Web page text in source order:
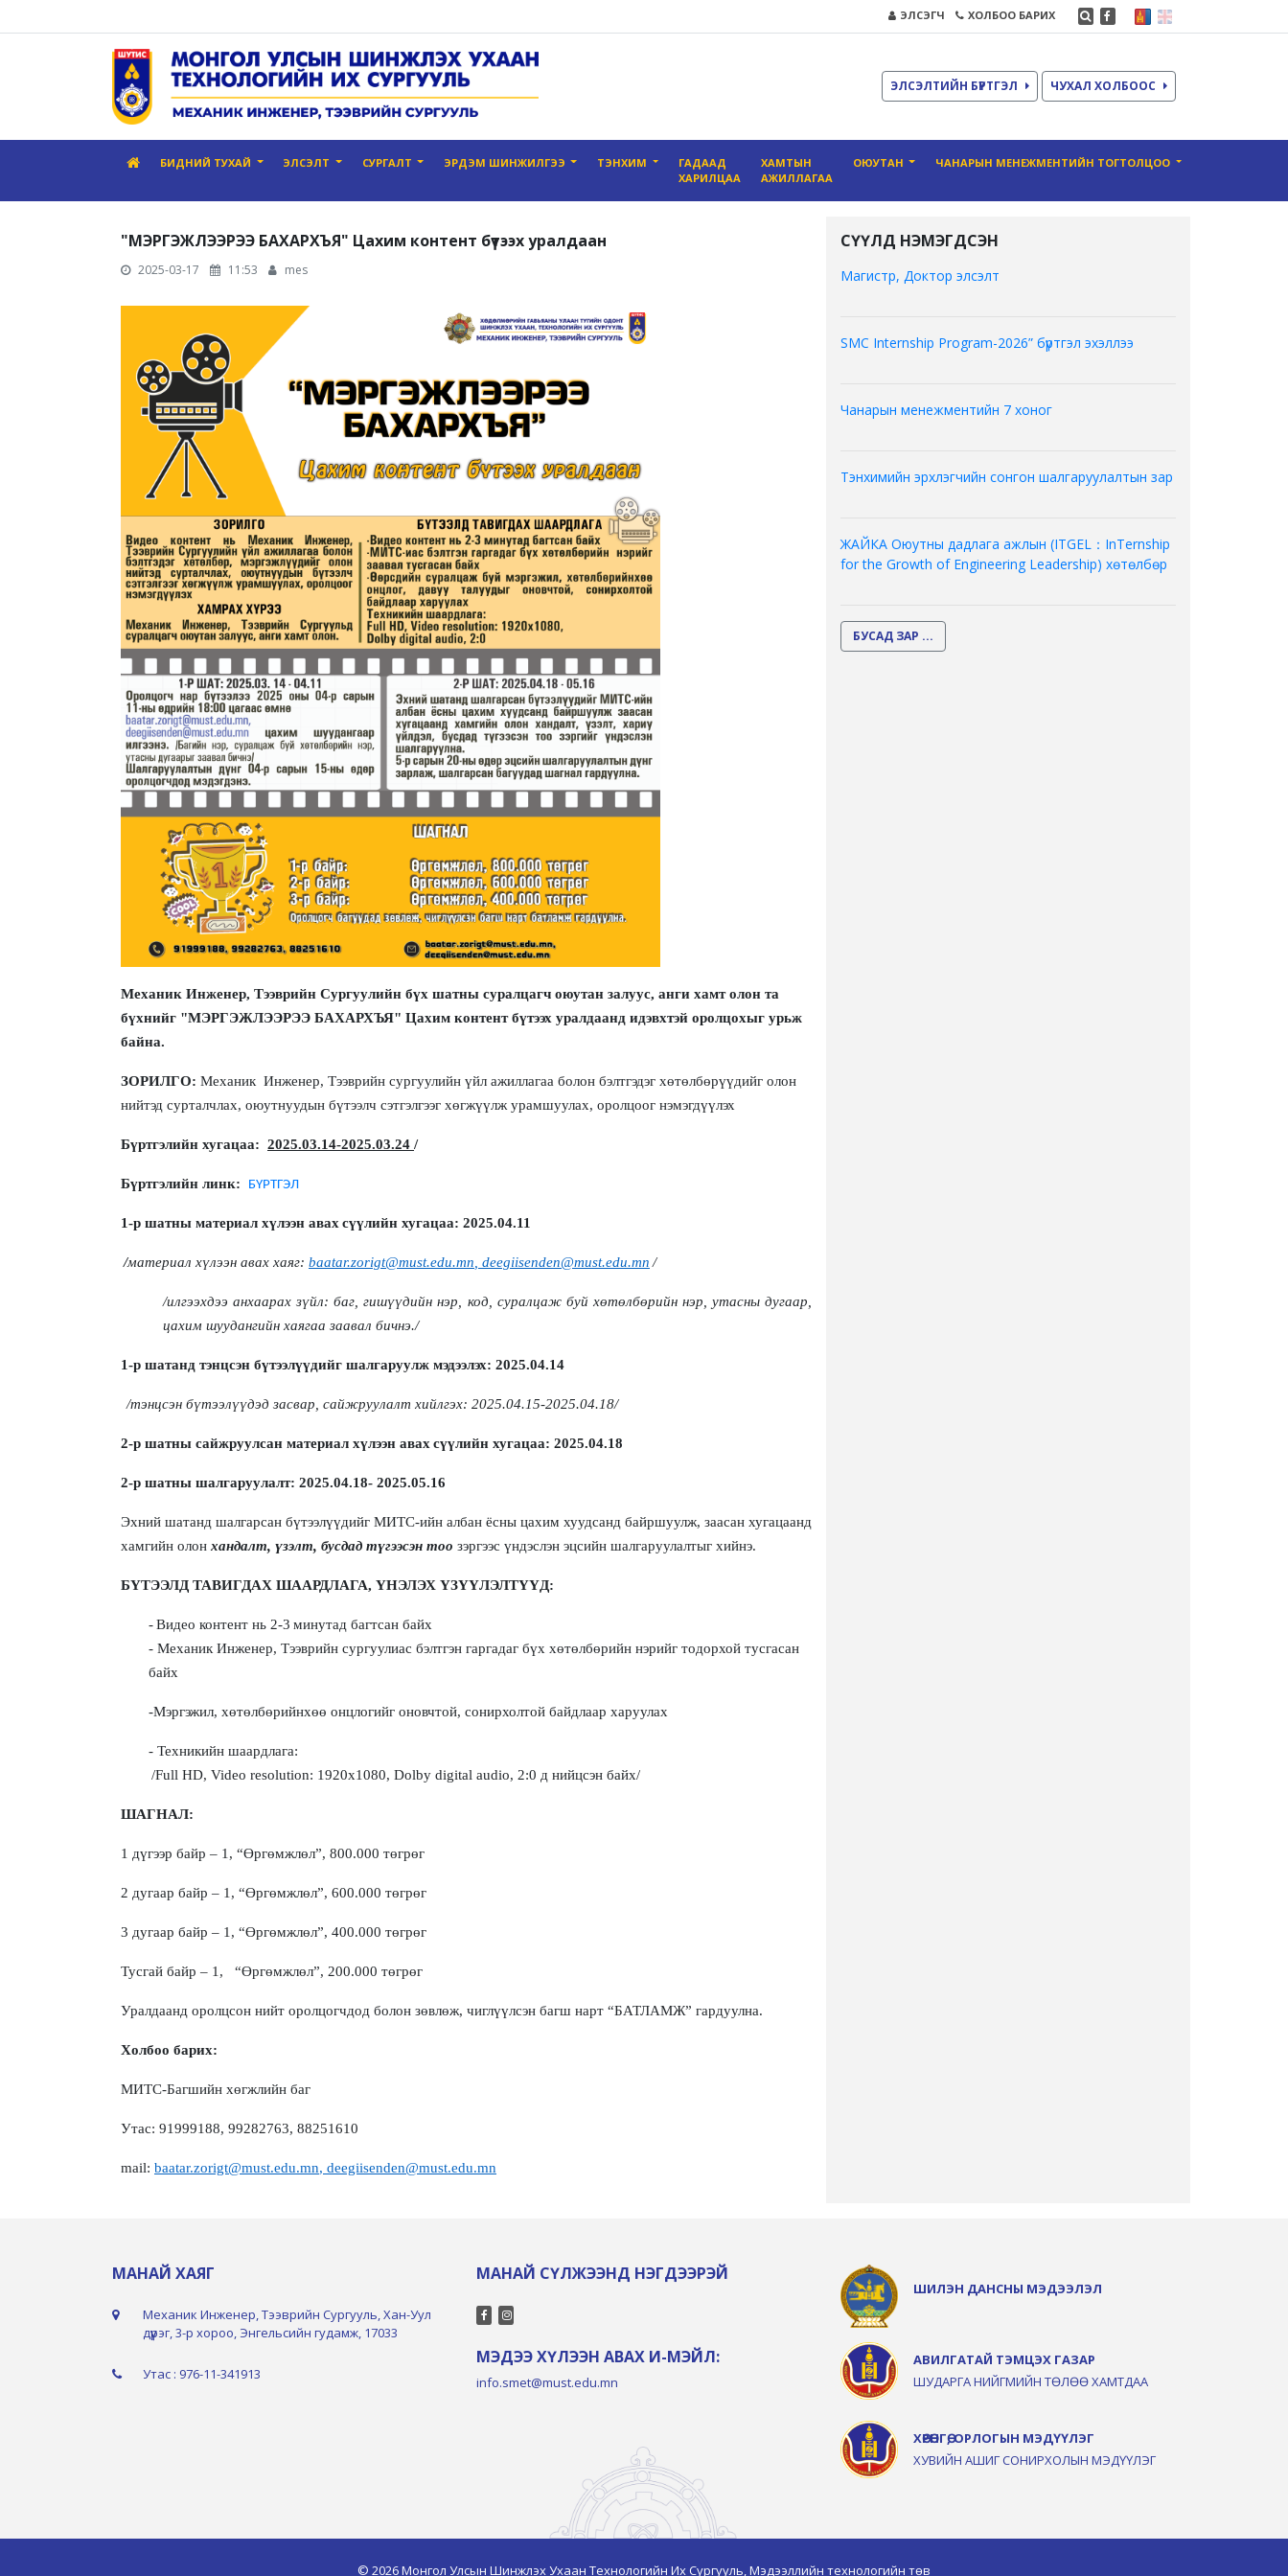
ЭЛСЭГЧ ХОЛБОО БАРИХ
ЭЛСЭЛТИЙН БҮРТГЭЛ ЧУХАЛ ХОЛБООС
БИДНИЙ ТУХАЙ ЭЛСЭЛТ СУРГАЛТ ЭРДЭМ ШИНЖИЛГЭЭ ТЭНХИМ
ГАДААД
ХАРИЛЦАА
ХАМТЫН
АЖИЛЛАГАА
ОЮУТАН ЧАНАРЫН МЕНЕЖМЕНТИЙН ТОГТОЛЦОО
"МЭРГЭЖЛЭЭРЭЭ БАХАРХЪЯ" Цахим контент бүтээх уралдаан
2025-03-17 11:53 mes
Механик Инженер, Тээврийн Сургуулийн бүх шатны суралцагч оюутан залуус, анги хамт олон та
бүхнийг "МЭРГЭЖЛЭЭРЭЭ БАХАРХЪЯ" Цахим контент бүтээх уралдаанд идэвхтэй оролцохыг урьж
байна.
ЗОРИЛГО: Механик Инженер, Тээврийн сургуулийн үйл ажиллагаа болон бэлтгэдэг хөтөлбөрүүдийг олон
нийтэд сурталчлах, оюутнуудын бүтээлч сэтгэлгээг хөгжүүлж урамшуулах, оролцоог нэмэгдүүлэх
Бүртгэлийн хугацаа: 2025.03.14-2025.03.24 /
Бүртгэлийн линк: БҮРТГЭЛ
1-р шатны материал хүлээн авах сүүлийн хугацаа: 2025.04.11
/материал хүлээн авах хаяг: baatar.zorigt@must.edu.mn deegiisenden@must.edu.mn /
/илгээхдээ анхаарах зүйл: баг , гишүүдийн нэр , код , суралцаж буй хөтөлбөрийн нэр, утасны дугаар,
цахим шуудангийн хаягаа заавал бичнэ./
1-р шатанд тэнцсэн бүтээлүүдийг шалгаруулж мэдээлэх: 2025.04.14
/тэнцсэн бүтээлүүдэд засвар, сайжруулалт хийлгэх: 2025.04.15-2025.04.18/
2-р шатны сайжруулсан материал хүлээн авах сүүлийн хугацаа: 2025.04.18
2-р шатны шалгаруулалт: 2025.04.18- 2025.05.16
Эхний шатанд шалгарсан бүтээлүүдийг МИТС-ийн албан ёсны цахим хуудсанд байршуулж, заасан хугацаанд
хамгийн олон хандалт, үзэлт, бусдад түгээсэн тоо зэргээс үндэслэн эцсийн шалгаруулалтыг хийнэ.
БҮТЭЭЛД ТАВИГДАХ ШААРДЛАГА, ҮНЭЛЭХ ҮЗҮҮЛЭЛТҮҮД:
-Видео контент нь 2-3 минутад багтсан байх
- Механик Инженер, Тээврийн сургуулиас бэлтгэн гаргадаг бүх хөтөлбөрийн нэрийг тодорхой тусгасан
байх
-Мэргэжил, хөтөлбөрийнхөө онцлогийг оновчтой, сонирхолтой байдлаар харуулах
- Техникийн шаардлага:
/Full HD, Video resolution: 1920x1080, Dolby digital audio, 2:0 д нийцсэн байх/
ШАГНАЛ:
1 дүгээр байр – 1, “Өргөмжлөл”, 800.000 төгрөг
2 дугаар байр – 1, “Өргөмжлөл”, 600.000 төгрөг
3 дугаар байр – 1, “Өргөмжлөл”, 400.000 төгрөг
Тусгай байр – 1 , “Өргөмжлөл”, 200.000 төгрөг
Уралдаанд оролцсон нийт оролцогчдод болон зөвлөж, чиглүүлсэн багш нарт “БАТЛАМЖ” гардуулна.
Холбоо барих:
МИТС-Багшийн хөгжлийн баг
Утас: 91999188, 99282763, 88251610
mail: baatar.zorigt@must.edu.mn, deegiisenden@must.edu.mn
СҮҮЛД НЭМЭГДСЭН
Магистр, Доктор элсэлт
SMC Internship Program-2026” бүртгэл эхэллээ
Чанарын менежментийн 7 хоног
Тэнхимийн эрхлэгчийн сонгон шалгаруулалтын зар
ЖАЙКА Оюутны дадлага ажлын (ITGEL：InTernship
for the Growth of Engineering Leadership) хөтөлбөр
БУСАД ЗАР ...
МАНАЙ ХАЯГ
Механик Инженер, Тээврийн Сургууль, Хан-Уул
дүүрэг, 3-р хороо, Энгельсийн гудамж, 17033
Утас : 976-11-341913
МАНАЙ СҮЛЖЭЭНД НЭГДЭЭРЭЙ
МЭДЭЭ ХҮЛЭЭН АВАХ И-МЭЙЛ:
info.smet@must.edu.mn
ШИЛЭН ДАНСНЫ МЭДЭЭЛЭЛ
АВИЛГАТАЙ ТЭМЦЭХ ГАЗАР
ШУДАРГА НИЙГМИЙН ТӨЛӨӨ ХАМТДАА
ХӨРӨНГӨ, ОРЛОГЫН МЭДҮҮЛЭГ
ХУВИЙН АШИГ СОНИРХОЛЫН МЭДҮҮЛЭГ
© 2026 Монгол Улсын Шинжлэх Ухаан Технологийн Их Сургууль, Мэдээллийн технологийн төв